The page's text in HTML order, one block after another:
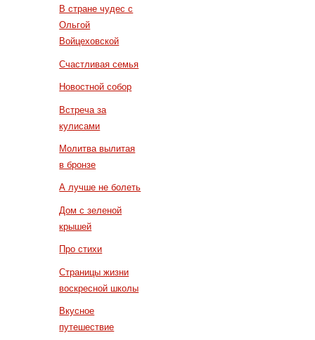
В стране чудес с
Ольгой
Войцеховской
Счастливая семья
Новостной собор
Встреча за
кулисами
Молитва вылитая
в бронзе
А лучше не болеть
Дом с зеленой
крышей
Про стихи
Страницы жизни
воскресной школы
Вкусное
путешествие